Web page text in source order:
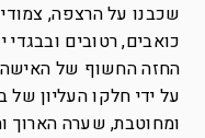
שכבנו על הרצפה,
כואבים, רטובים
החזה החשוף של
על ידי חלקו העליון
ומחוטבת, שערה הארוך